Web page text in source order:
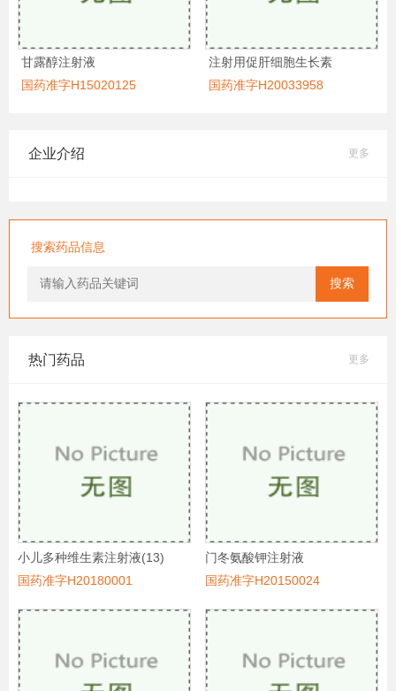
甘露醇注射液
国药准字H15020125
注射用促肝细胞生长素
国药准字H20033958
企业介绍 更多
搜索药品信息
搜索
热门药品 更多
小儿多种维生素注射液(13)
国药准字H20180001
门冬氨酸钾注射液
国药准字H20150024